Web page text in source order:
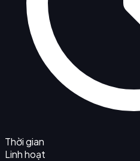
Thời gian
Linh hoạt